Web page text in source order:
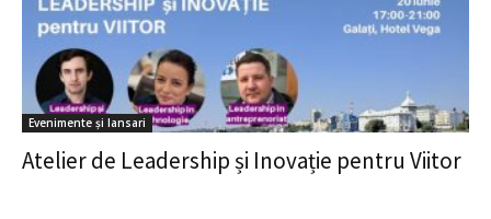
Evenimente și lansari
Atelier de Leadership și Inovație pentru Viitor